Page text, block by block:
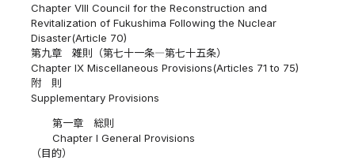
Chapter VIII Council for the Reconstruction and
Revitalization of Fukushima Following the Nuclear
Disaster(Article 70)
第九章 雑則（第七十一条―第七十五条）
Chapter IX Miscellaneous Provisions(Articles 71 to 75)
附 則
Supplementary Provisions
第一章 総則
Chapter I General Provisions
（目的）